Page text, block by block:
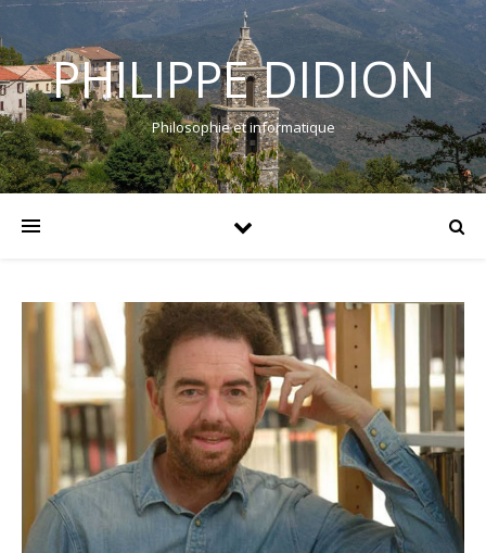
PHILIPPE DIDION
Philosophie et informatique